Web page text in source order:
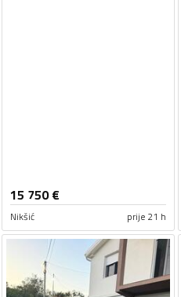
15 750€
Nikšić prije 21 h